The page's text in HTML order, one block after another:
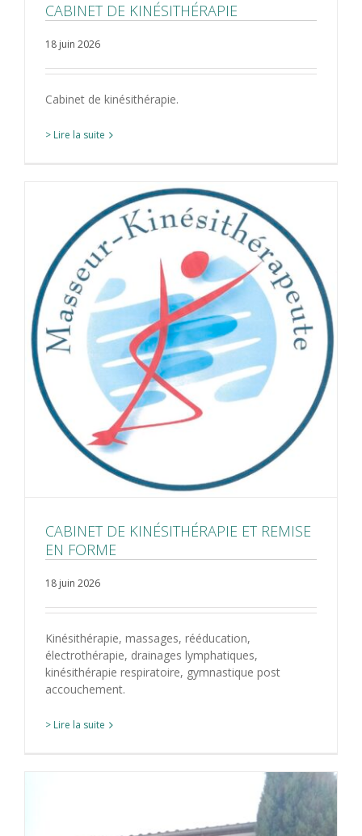
CABINET DE KINÉSITHÉRAPIE
18 juin 2026
Cabinet de kinésithérapie.
> Lire la suite
CABINET DE KINÉSITHÉRAPIE ET REMISE
EN FORME
18 juin 2026
Kinésithérapie, massages, rééducation,
électrothérapie, drainages lymphatiques,
kinésithérapie respiratoire, gymnastique post
accouchement.
> Lire la suite